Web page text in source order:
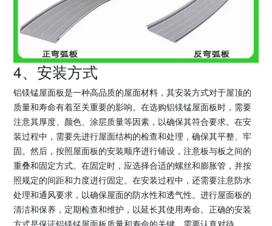
4、安装方式
铝镁锰屋面板是一种高品质的屋面材料，其安装方式对于屋顶的
质量和寿命有着至关重要的影响。在选购铝镁锰屋面板时，需要
注意其厚度、颜色、涂层质量等因素，以确保其符合要求。在安
装过程中，需要先进行屋面结构的检查和处理，确保其平整、牢
固。然后，按照屋面板的安装顺序进行铺设，注意板与板之间的
重叠和固定方式。在固定时，应选择合适的螺丝和膨胀管，并按
照规定的间距和力度进行固定。在安装过程中，还需要注意防水
处理和通风要求，以确保屋面的防水性和透气性。进行屋面板的
清洁和保养，定期检查和维护，以延长其使用寿命。正确的安装